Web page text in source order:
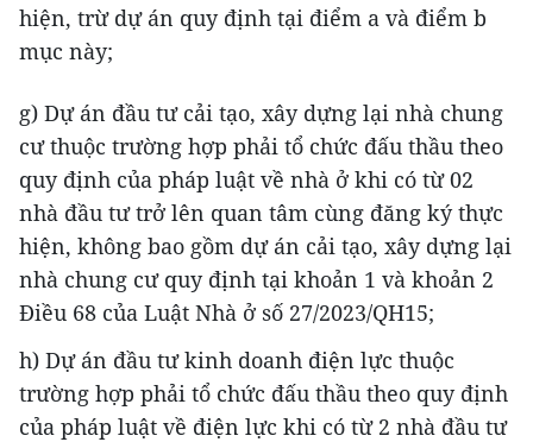
hiện, trừ dự án quy định tại điểm a và điểm b
mục này;
g) Dự án đầu tư cải tạo, xây dựng lại nhà chung
cư thuộc trường hợp phải tổ chức đấu thầu theo
quy định của pháp luật về nhà ở khi có từ 02
nhà đầu tư trở lên quan tâm cùng đăng ký thực
hiện, không bao gồm dự án cải tạo, xây dựng lại
nhà chung cư quy định tại khoản 1 và khoản 2
Điều 68 của Luật Nhà ở số 27/2023/QH15;
h) Dự án đầu tư kinh doanh điện lực thuộc
trường hợp phải tổ chức đấu thầu theo quy định
của pháp luật về điện lực khi có từ 2 nhà đầu tư